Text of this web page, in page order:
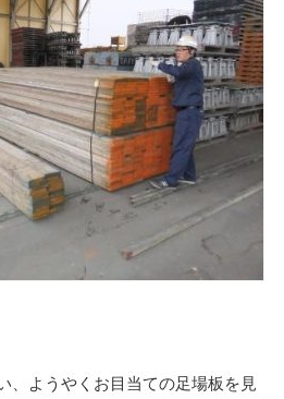
、ようやくお目当ての足場板を見